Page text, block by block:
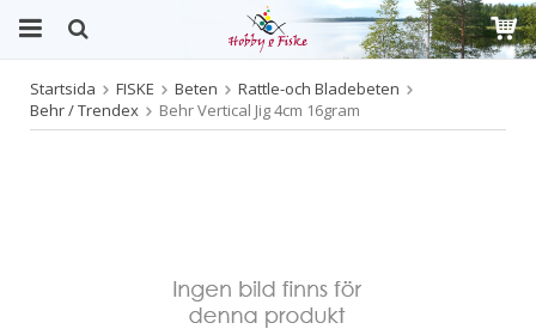
Produkten har blivit tillagd i varukorgen
Startsida FISKE Beten
Rattle-och Bladebeten
Behr / Trendex
Behr Vertical Jig 4cm 16gram